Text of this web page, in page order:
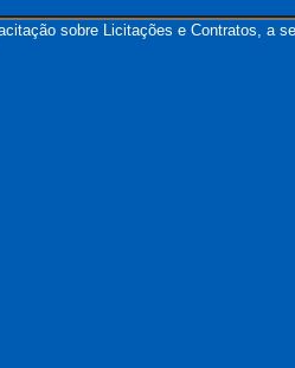
sobre Licitações e Contratos, a